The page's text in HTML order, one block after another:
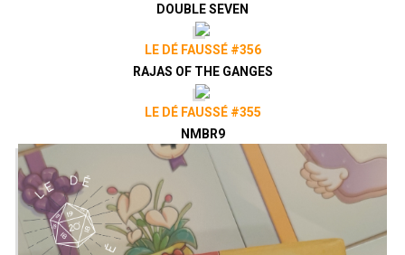
DOUBLE SEVEN
LE DÉ FAUSSÉ #356
RAJAS OF THE GANGES
LE DÉ FAUSSÉ #355
NMBR9